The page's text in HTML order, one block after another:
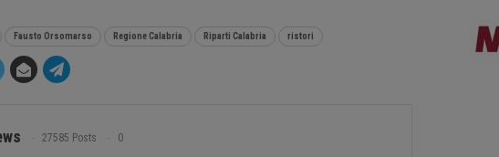
Fausto Orsomarso Regione Calabria Riparti Calabria ristori
27585 Posts 0